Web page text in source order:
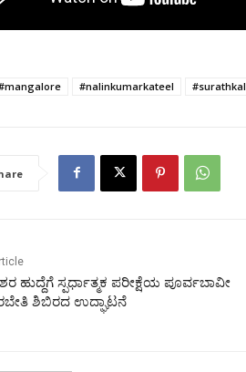
#nalinkumarkateel #surathkal
ಹುದ್ದೆಗೆ ಸ್ಪರ್ಧಾತ್ಮಕ ಪರೀಕ್ಷೆಯ ಪೂರ್ವಬಾವೀ
ಶಿಬಿರದ ಉದ್ಘಾಟನೆ